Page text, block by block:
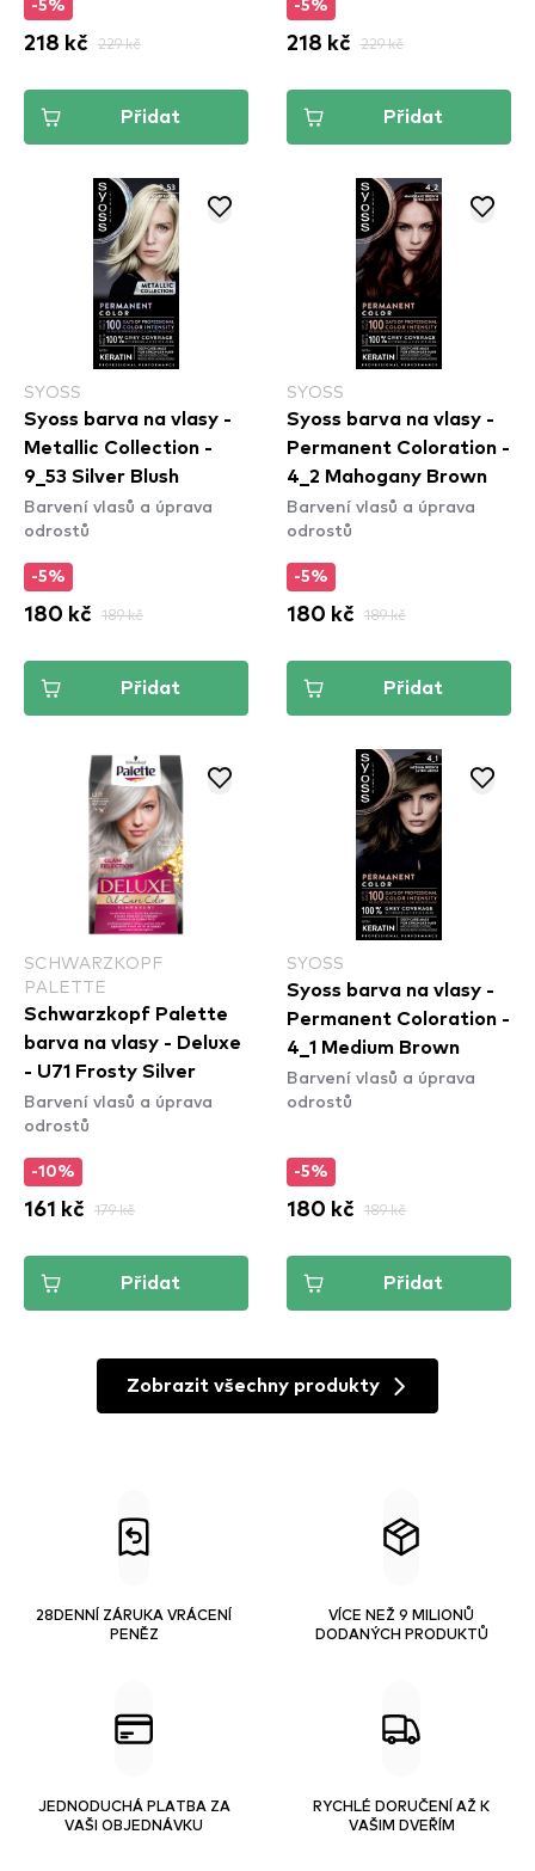
-5%
218 kč 229 kč
Přidat
-5%
218 kč 229 kč
Přidat
SYOSS
Syoss barva na vlasy -
Metallic Collection -
9_53 Silver Blush
Barvení vlasů a úprava
odrostů
-5%
180 kč 189 kč
Přidat
SYOSS
Syoss barva na vlasy -
Permanent Coloration -
4_2 Mahogany Brown
Barvení vlasů a úprava
odrostů
-5%
180 kč 189 kč
Přidat
SCHWARZKOPF
PALETTE
Schwarzkopf Palette
barva na vlasy - Deluxe
- U71 Frosty Silver
Barvení vlasů a úprava
odrostů
-10%
161 kč 179 kč
Přidat
SYOSS
Syoss barva na vlasy -
Permanent Coloration -
4_1 Medium Brown
Barvení vlasů a úprava
odrostů
-5%
180 kč 189 kč
Přidat
Zobrazit všechny produkty
28DENNÍ ZÁRUKA VRÁCENÍ
PENĚZ
VÍCE NEŽ 9 MILIONŮ
DODANÝCH PRODUKTŮ
JEDNODUCHÁ PLATBA ZA
VAŠI OBJEDNÁVKU
RYCHLÉ DORUČENÍ AŽ K
VAŠIM DVEŘÍM